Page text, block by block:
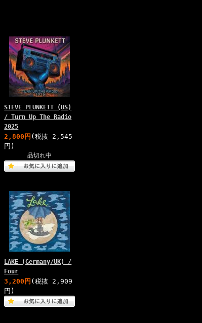
STEVE PLUNKETT (US)
/ Turn Up The Radio
2025
2,800円 (税抜 2,545
円)
品切れ中
LAKE (Germany/UK) /
Four
3,200円 (税抜 2,909
円)